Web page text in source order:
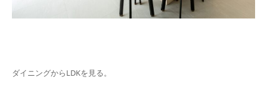
ダイニングからLDKを見る。